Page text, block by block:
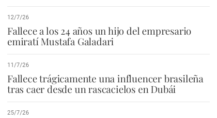
12/7/26
Fallece a los 24 años un hijo del empresario
emiratí Mustafa Galadari
11/7/26
Fallece trágicamente una influencer brasileña
tras caer desde un rascacielos en Dubái
25/7/26